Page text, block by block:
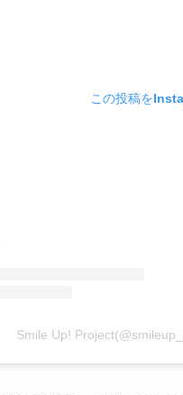
この投稿を
Smile Up!